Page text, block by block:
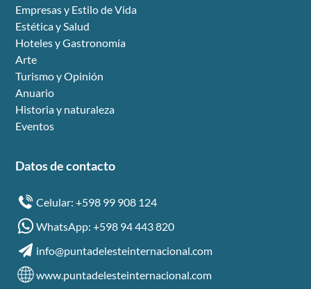
Empresas y Estilo de Vida
Estética y Salud
Hoteles y Gastronomía
Arte
Turismo y Opinión
Anuario
Historia y naturaleza
Eventos
Datos de contacto
Celular: +598 99 908 124
WhatsApp: +598 94 443 820
info@puntadelesteinternacional.com
www.puntadelesteinternacional.com